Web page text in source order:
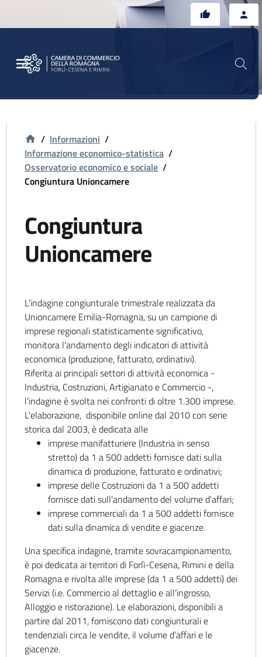
/ Informazioni /
Informazione economico-statistica /
Osservatorio economico e sociale /
Congiuntura Unioncamere
Congiuntura
Unioncamere
L’indagine congiunturale trimestrale realizzata da
Unioncamere Emilia-Romagna, su un campione di
imprese regionali statisticamente significativo,
monitora l'andamento degli indicatori di attività
economica (produzione, fatturato, ordinativi).
Riferita ai principali settori di attività economica -
Industria, Costruzioni, Artigianato e Commercio -,
l’indagine è svolta nei confronti di oltre 1.300 imprese.
L'elaborazione, disponibile online dal 2010 con serie
storica dal 2003, è dedicata alle
imprese manifatturiere (Industria in senso
stretto) da 1 a 500 addetti fornisce dati sulla
dinamica di produzione, fatturato e ordinativi;
imprese delle Costruzioni da 1 a 500 addetti
fornisce dati sull'andamento del volume d'affari;
imprese commerciali da 1 a 500 addetti fornisce
dati sulla dinamica di vendite e giacenze.
Una specifica indagine, tramite sovracampionamento,
è poi dedicata ai territori di Forlì-Cesena, Rimini e della
Romagna e rivolta alle imprese (da 1 a 500 addetti) dei
Servizi (i.e. Commercio al dettaglio e all’ingrosso,
Alloggio e ristorazione). Le elaborazioni, disponibili a
partire dal 2011, forniscono dati congiunturali e
tendenziali circa le vendite, il volume d’affari e le
giacenze.